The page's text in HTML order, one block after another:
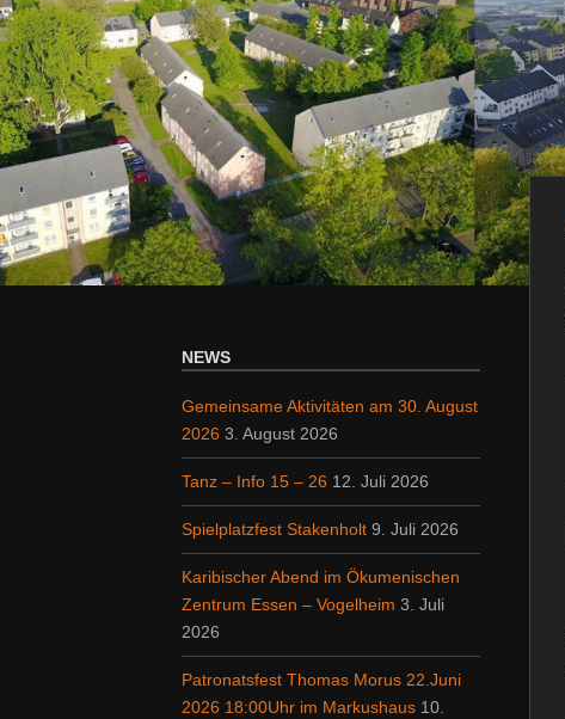
NEWS
Gemeinsame Aktivitäten am 30. August
2026 3. August 2026
Tanz – Info 15 – 26 12. Juli 2026
Spielplatzfest Stakenholt 9. Juli 2026
Karibischer Abend im Ökumenischen
Zentrum Essen – Vogelheim 3. Juli
2026
Patronatsfest Thomas Morus 22.Juni
2026 18:00Uhr im Markushaus 10.